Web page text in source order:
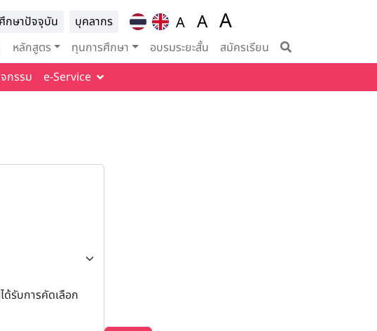
for
กษาปัจจุบัน บุคลากร
A
Set font size to 100%
A
Set font size to 125%
A
Set font size to
navigation
หลักสูตร ทุนการศึกษา อบรมระยะสั้น
สมัครเรียน
กรรม e-Service
ด้รับการคัดเลือก